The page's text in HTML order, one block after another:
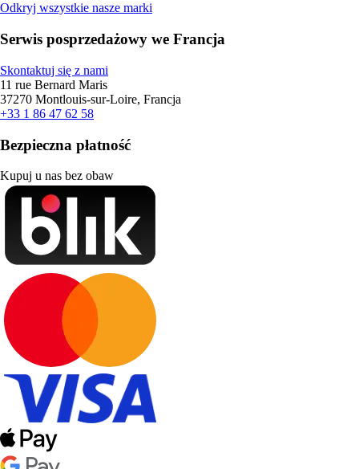
Odkryj wszystkie nasze marki
Serwis posprzedażowy we Francja
Skontaktuj się z nami
11 rue Bernard Maris
37270 Montlouis-sur-Loire, Francja
+33 1 86 47 62 58
Bezpieczna płatność
Kupuj u nas bez obaw